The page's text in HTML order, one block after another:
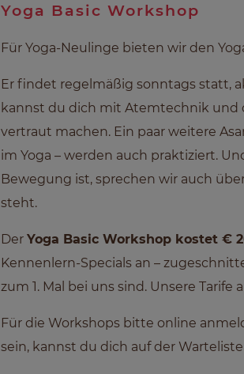
Yoga Basic Workshop
Für Yoga-Neulinge bieten wir den
Er findet regelmäßig sonntags statt,
kannst du dich mit Atemtechnik und
vertraut machen. Ein paar weitere
im Yoga – werden auch praktiziert.
Bewegung ist, sprechen wir auch
steht.
Der Yoga Basic Workshop kostet €
Kennenlern-Specials an –
zum 1. Mal bei uns sind. Unsere Tarife
Für die Workshops bitte online
sein, kannst du dich auf der